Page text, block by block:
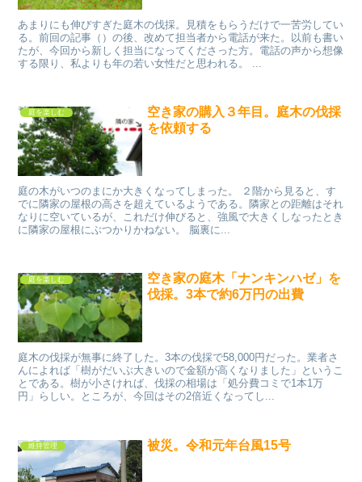
あまりにも伸びすぎた庭木の伐採。見積をもらうだけで一苦労してい
る。前回の記事（）の後、改めて担当者から電話が来た。以前も書い
たが、今回から新しく担当になってくださった方。電話の声から想像
する限り、私よりも年の若い女性だと思われる。 ...
庭を楽しむ
空き家の購入３年目。庭木の伐採
を依頼する
庭の木がいつのまにか大きくなってしまった。 ２階から見ると、す
でに隣家の屋根の高さを超えているようである。隣家との距離はそれ
なりに空いているが、これだけ伸びると、強風で大きくしなったとき
に隣家の屋根にぶつかりかねない。 脳裏に...
庭を楽しむ
空き家の庭木「ナンキンハゼ」を
伐採。3本で約6万円の出費
庭木の伐採が無事に終了した。3本の伐採で58,000円だった。業者さ
んによれば「樹がだいぶ大きいので金額が高くなりました」というこ
とである。樹が小さければ、伐採の相場は「処分費コミで1本1万
円」らしい。ところが、今回はその2倍近くなってし...
維持管理 被災。令和元年台風15号